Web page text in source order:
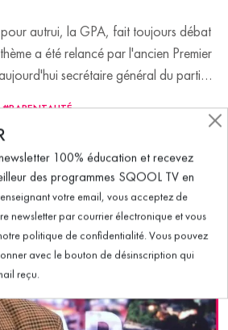
autrui, la GPA, fait toujours débat
a été relancé par l'ancien Premier
secrétaire général du parti
annoncé le lancement d'une
? Ouvrir le débat pour permettre la
Pour en parler, Virginie
Laurence Brunet, chercheuse
et de la bioéthique.
de-Seine propose actuellement une
départementales. Juliette
archives, en dit plus en deuxième
#PARENTALITÉ
newsletter par courrier électronique et vous
politique de confidentialité. Vous pouvez
avec le bouton de désinscription qui
reçu.